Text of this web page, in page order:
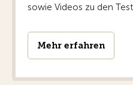
sowie Videos zu den
Mehr erfahren